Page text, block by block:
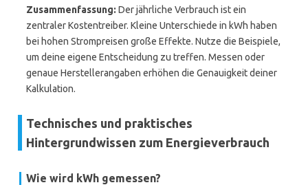
Zusammenfassung: Der jährliche Verbrauch ist ein
zentraler Kostentreiber. Kleine Unterschiede in kWh haben
bei hohen Strompreisen große Effekte. Nutze die Beispiele,
um deine eigene Entscheidung zu treffen. Messen oder
genaue Herstellerangaben erhöhen die Genauigkeit deiner
Kalkulation.
Technisches und praktisches
Hintergrundwissen zum Energieverbrauch
Wie wird kWh gemessen?